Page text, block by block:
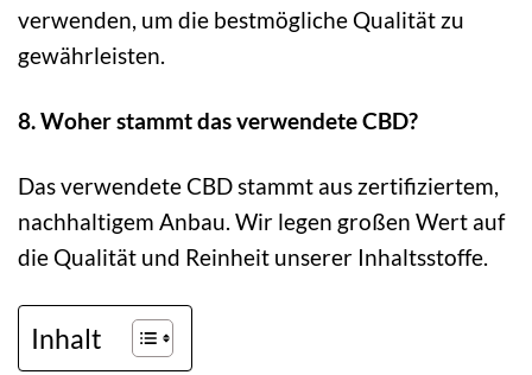
verwenden, um die bestmögliche Qualität zu
gewährleisten.
8. Woher stammt das verwendete CBD?
Das verwendete CBD stammt aus zertifiziertem,
nachhaltigem Anbau. Wir legen großen Wert auf
die Qualität und Reinheit unserer Inhaltsstoffe.
Inhalt